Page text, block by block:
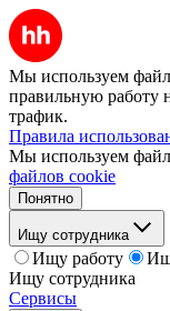
Мы используем
правильную работу
трафик.
Правила
Мы используем
файлов cookie
Понятно
Ищу сотрудника
Ищу работу
Ищу сотрудника
Сервисы